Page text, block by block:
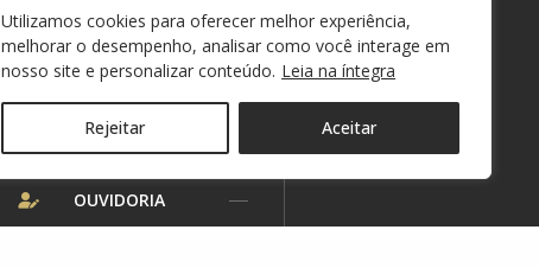
Utilizamos cookies para oferecer melhor experiência,
melhorar o desempenho, analisar como você interage em
nosso site e personalizar conteúdo. Leia na íntegra
Rejeitar Aceitar
WEBMAIL
OUVIDORIA